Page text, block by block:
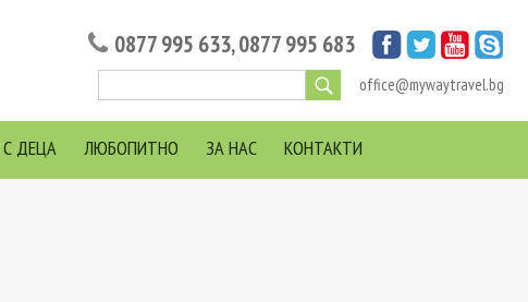
0877 995 633,0877 995 683
office@mywaytravel.bg
ДЕЦА ЛЮБОПИТНО ЗА НАС КОНТАКТИ